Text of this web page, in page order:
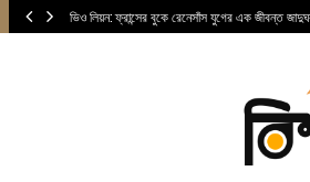
ভিও লিয়ন: ফ্রান্সের বুকে রেনেসাঁস যুগের এক জীবন্ত